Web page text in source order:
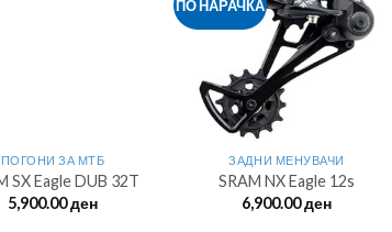
ПОГОНИ ЗА МТБ
SX Eagle DUB 32T
5,900.00ден
ПО НАРАЧКА
ЗАДНИ МЕНУВАЧИ
SRAM NX Eagle 12s
6,900.00ден